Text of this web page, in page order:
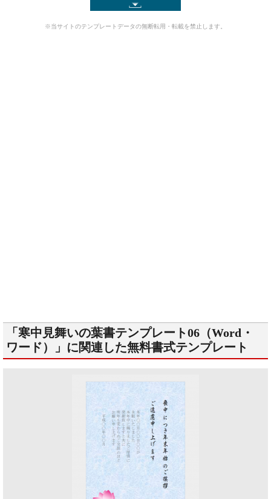
※当サイトのテンプレートデータの無断転用・転載を禁止します。
「寒中見舞いの葉書テンプレート06（Word・
ワード）」に関連した無料書式テンプレート